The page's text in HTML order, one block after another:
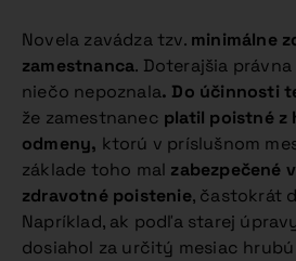
Novela zavádza tzv. minimálne
zamestnanca. Doterajšia
niečo nepoznala. Do účinnosti
že zamestnanec platil poistné z
odmeny, ktorú v príslušnom
základe toho mal zabezpečené
zdravotné poistenie, častokrát
Napríklad, ak podľa starej
dosiahol za určitý mesiac